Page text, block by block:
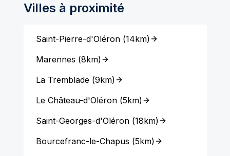
Villes à proximité
Saint-Pierre-d'Oléron(14km)
Marennes (8km)
La Tremblade(9km)
Le Château-d'Oléron(5km)
Saint-Georges-d'Oléron(18km)
Bourcefranc-le-Chapus (5km)